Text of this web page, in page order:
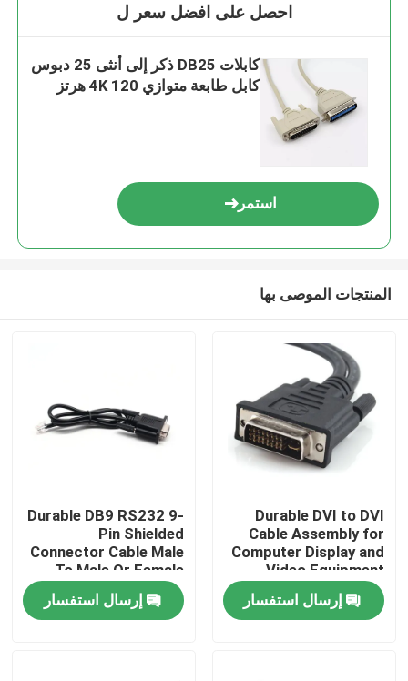
منزل
المنتجات
احصل على افضل سعر ل
كابلات DB25 ذكر إلى أنثى 25 دبوس
كابل طابعة متوازي 4K 120 هرتز
استمر
المنتجات الموصى بها
Durable DVI to DVI
Cable Assembly for
Computer Display and
Video Equipment
Custom Cable Wire
Harness
Manufacturers
إرسال استفسار
Durable DB9 RS232 9-
Pin Shielded
Connector Cable Male
To Male Or Female
Type | Custom Cable
إرسال استفسار